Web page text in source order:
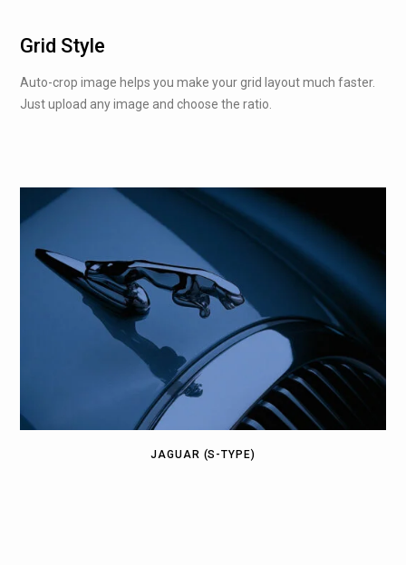
Grid Style
Auto-crop image helps you make your grid layout much faster.
Just upload any image and choose the ratio.
JAGUAR (S-TYPE)